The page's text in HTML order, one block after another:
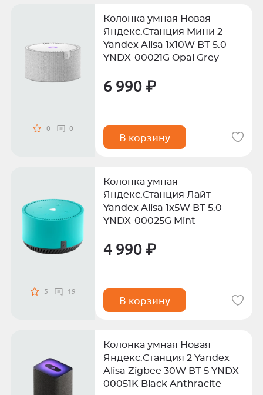
0 0
Колонка умная Новая
Яндекс.Станция Мини 2
Yandex Alisa 1x10W ВТ 5.0
YNDX-00021G Opal Grey
6 990 ₽
В корзину
5 19
Колонка умная
Яндекс.Станция Лайт
Yandex Alisa 1x5W ВТ 5.0
YNDX-00025G Mint
4 990 ₽
В корзину
Колонка умная Новая
Яндекс.Станция 2 Yandex
Alisa Zigbee 30W ВТ 5 YNDX-
00051K Black Anthracite